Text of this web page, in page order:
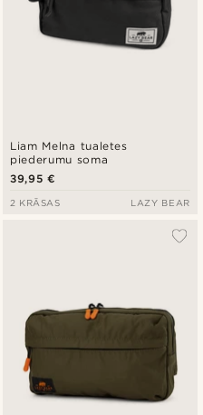
Liam Melna tualetes
piederumu soma
39,95 €
2 KRĀSAS LAZY BEAR